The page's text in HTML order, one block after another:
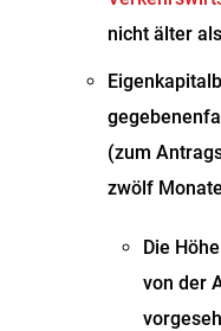
nicht älter
(zum
zwölf
Die
von der